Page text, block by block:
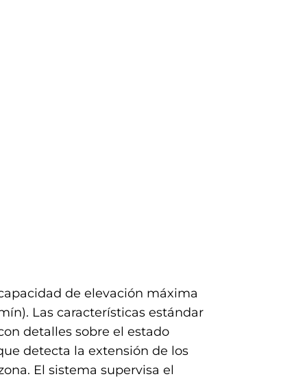
de elevación máxima
Las características estándar
detalles sobre el estado
detecta la extensión de los
El sistema supervisa el